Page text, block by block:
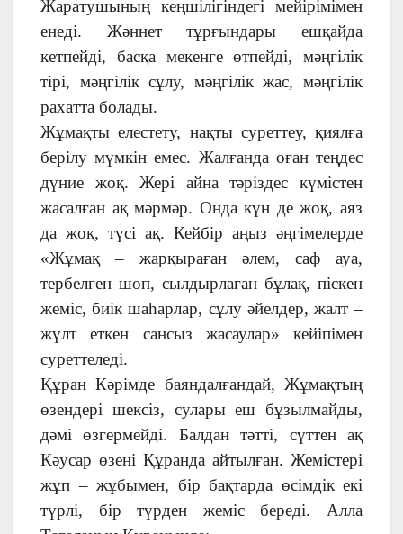
Жаратушының кеңшілігіндегі мейірімімен
енеді. Жәннет тұрғындары ешқайда
кетпейді, басқа мекенге өтпейді, мәңгілік
тірі, мәңгілік сұлу, мәңгілік жас, мәңгілік
рахатта болады.
Жұмақты елестету, нақты суреттеу, қиялға
берілу мүмкін емес. Жалғанда оған теңдес
дүние жоқ. Жері айна тәріздес күмістен
жасалған ақ мәрмәр. Онда күн де жоқ, аяз
да жоқ, түсі ақ. Кейбір аңыз әңгімелерде
«Жұмақ – жарқыраған әлем, саф ауа,
тербелген шөп, сылдырлаған бұлақ, піскен
жеміс, биік шаһарлар, сұлу әйелдер, жалт –
жұлт еткен сансыз жасаулар» кейіпімен
суреттеледі.
Құран Кәрімде баяндалғандай, Жұмақтың
өзендері шексіз, сулары еш бұзылмайды,
дәмі өзгермейді. Балдан тәтті, сүттен ақ
Кәусар өзені Құранда айтылған. Жемістері
жұп – жұбымен, бір бақтарда өсімдік екі
түрлі, бір түрден жеміс береді. Алла